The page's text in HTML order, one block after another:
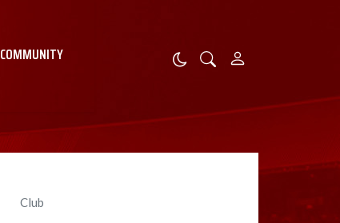
COMMUNITY
Club